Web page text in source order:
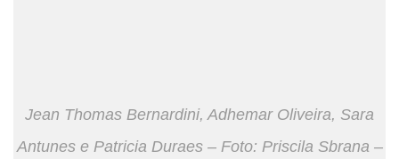
Jean Thomas Bernardini, Adhemar Oliveira, Sara
Antunes e Patricia Duraes – Foto: Priscila Sbrana –